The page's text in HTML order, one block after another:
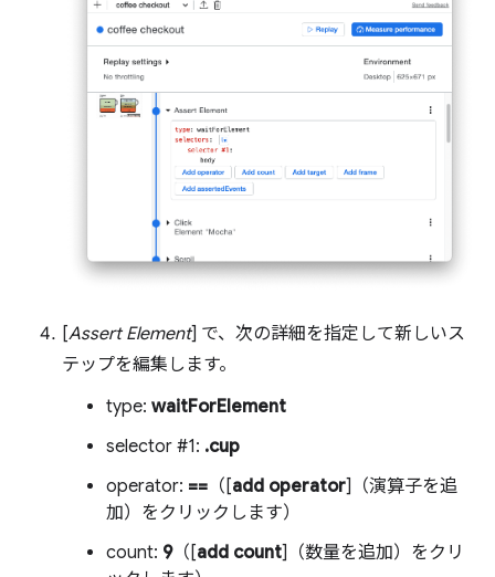
[Assert Element] で、次の詳細を指定して新しいス
テップを編集します。
type: waitForElement
selector #1: .cup
operator: == （[add operator]（演算子を追
加）をクリックします）
count: 9（[add count]（数量を追加）をクリ